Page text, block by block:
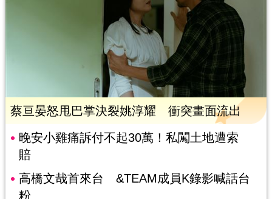
蔡亘晏怒甩巴掌決裂姚淳耀 衝突畫面流出
晚安小雞痛訴付不起30萬！私闖土地遭索
賠
高橋文哉首來台 &TEAM成員K錄影喊話台
粉